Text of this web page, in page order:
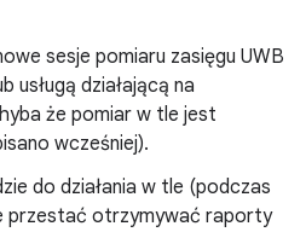
sesje pomiaru zasięgu UWB
usługą działającą na
że pomiar w tle jest
wcześniej).
do działania w tle (podczas
przestać otrzymywać raporty